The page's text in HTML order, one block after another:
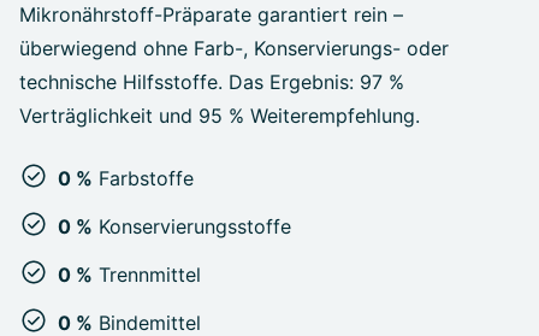
Mikronährstoff-Präparate garantiert rein –
überwiegend ohne Farb-, Konservierungs- oder
technische Hilfsstoffe. Das Ergebnis: 97 %
Verträglichkeit und 95 % Weiterempfehlung.
0 % Farbstoffe
0 % Konservierungsstoffe
0 % Trennmittel
0 % Bindemittel